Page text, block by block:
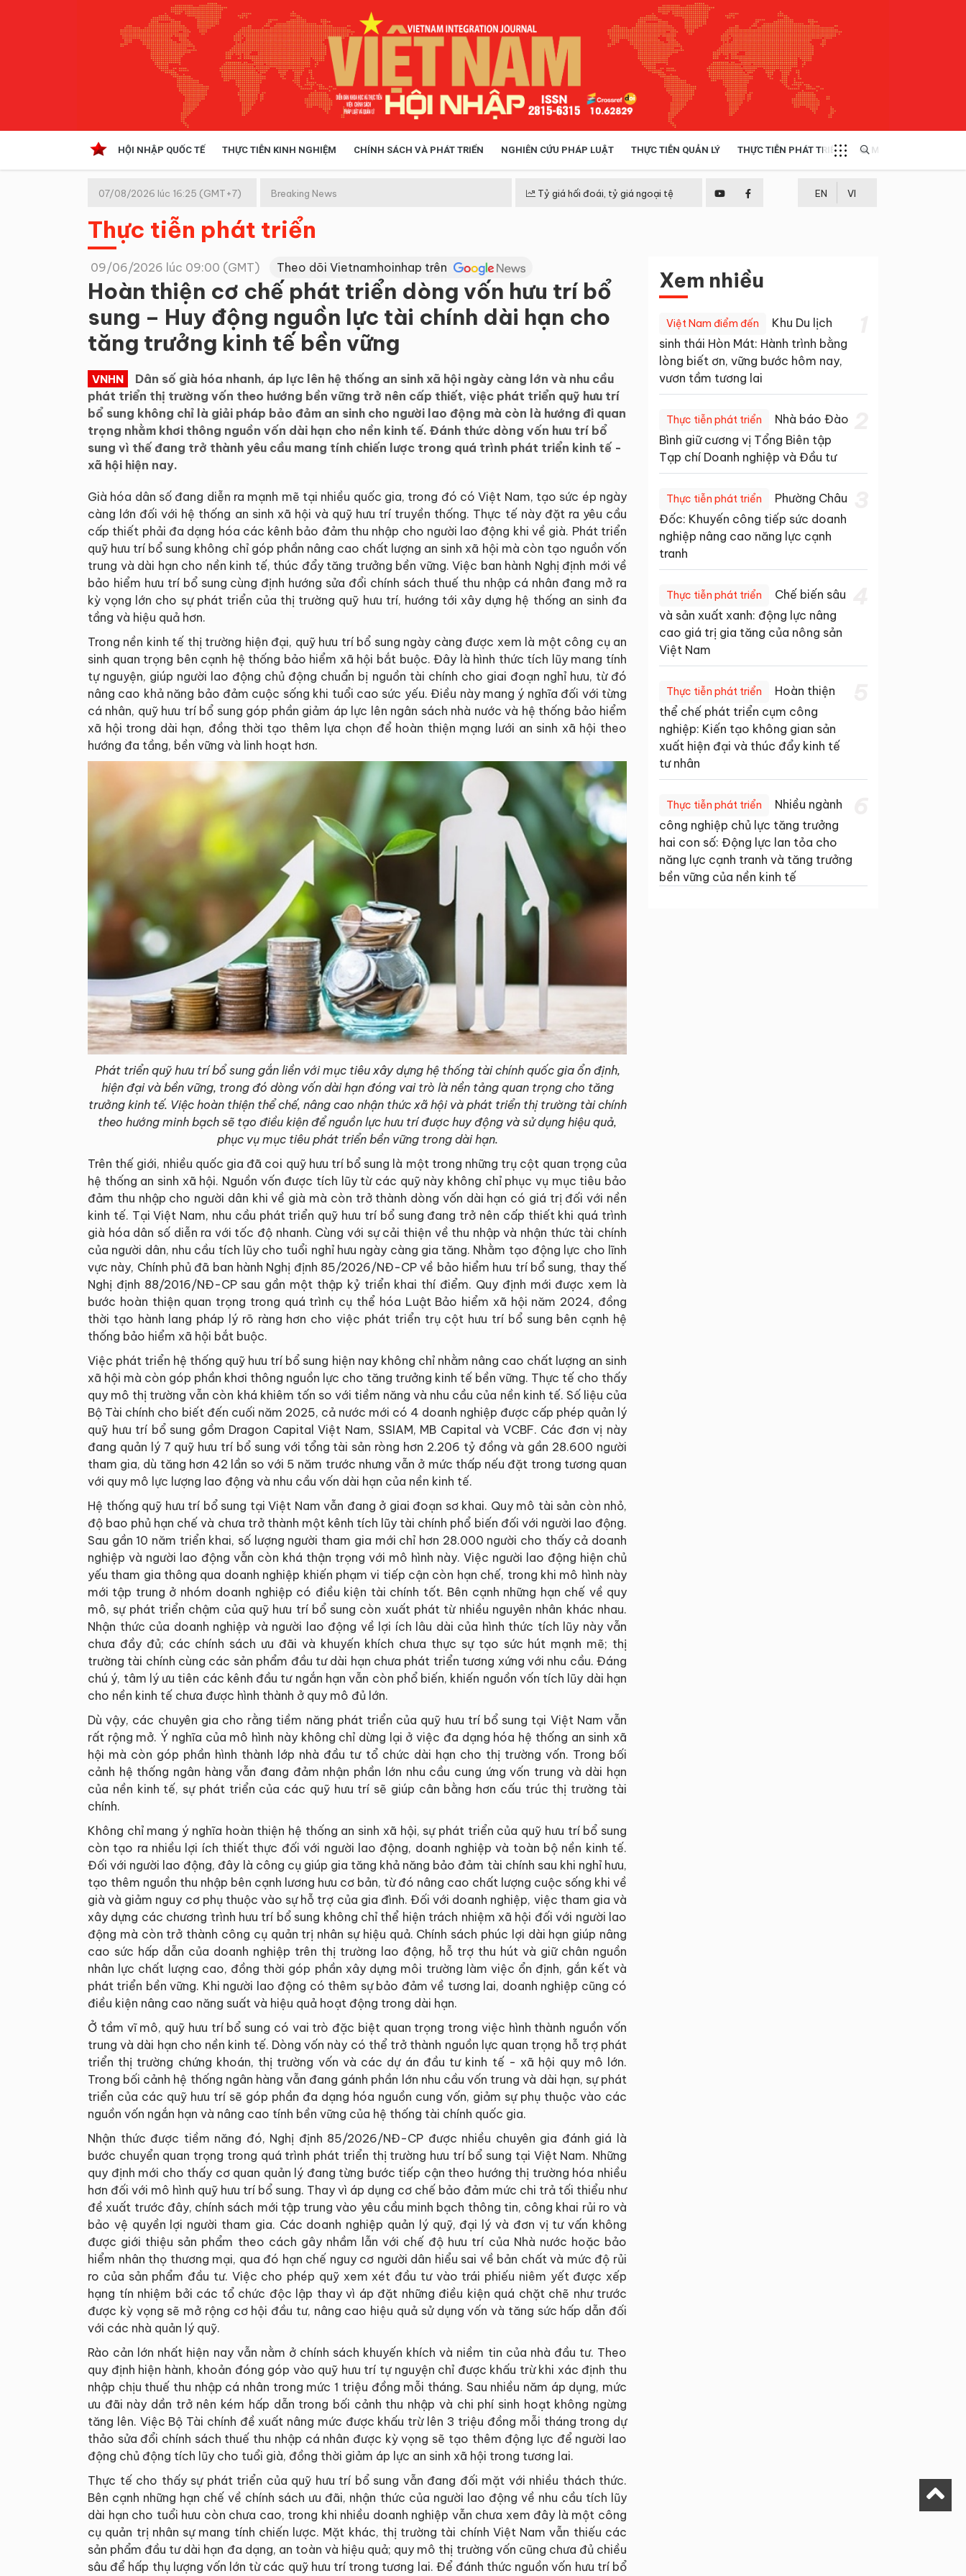
HỘI NHẬP QUỐC TẾ THỰC TIỄN KINH NGHIỆM CHÍNH SÁCH VÀ PHÁT TRIỂN NGHIÊN CỨU PHÁP LUẬT THỰC TIỄN QUẢN LÝ THỰC TIỄN PHÁT TRIỂN MULTIMEDIA
Kinh tế hội nhập
Doanh nghiệp
07/08/2026 lúc 16:25 (GMT+7) Breaking News Tỷ giá hối đoái, tỷ giá ngoại tệ EN VI
Thực tiễn phát triển
09/06/2026 lúc 09:00 (GMT) Theo dõi Vietnamhoinhap trên
Hoàn thiện cơ chế phát triển dòng vốn hưu trí bổ
sung – Huy động nguồn lực tài chính dài hạn cho
tăng trưởng kinh tế bền vững
VNHN
Dân số già hóa nhanh, áp lực lên hệ thống an sinh xã hội ngày càng lớn và nhu cầu
phát triển thị trường vốn theo hướng bền vững trở nên cấp thiết, việc phát triển quỹ hưu trí
bổ sung không chỉ là giải pháp bảo đảm an sinh cho người lao động mà còn là hướng đi quan
trọng nhằm khơi thông nguồn vốn dài hạn cho nền kinh tế. Đánh thức dòng vốn hưu trí bổ
sung vì thế đang trở thành yêu cầu mang tính chiến lược trong quá trình phát triển kinh tế -
xã hội hiện nay.
Già hóa dân số đang diễn ra mạnh mẽ tại nhiều quốc gia, trong đó có Việt Nam, tạo sức ép ngày
càng lớn đối với hệ thống an sinh xã hội và quỹ hưu trí truyền thống. Thực tế này đặt ra yêu cầu
cấp thiết phải đa dạng hóa các kênh bảo đảm thu nhập cho người lao động khi về già. Phát triển
quỹ hưu trí bổ sung không chỉ góp phần nâng cao chất lượng an sinh xã hội mà còn tạo nguồn vốn
trung và dài hạn cho nền kinh tế, thúc đẩy tăng trưởng bền vững. Việc ban hành Nghị định mới về
bảo hiểm hưu trí bổ sung cùng định hướng sửa đổi chính sách thuế thu nhập cá nhân đang mở ra
kỳ vọng lớn cho sự phát triển của thị trường quỹ hưu trí, hướng tới xây dựng hệ thống an sinh đa
tầng và hiệu quả hơn.
Trong nền kinh tế thị trường hiện đại, quỹ hưu trí bổ sung ngày càng được xem là một công cụ an
sinh quan trọng bên cạnh hệ thống bảo hiểm xã hội bắt buộc. Đây là hình thức tích lũy mang tính
tự nguyện, giúp người lao động chủ động chuẩn bị nguồn tài chính cho giai đoạn nghỉ hưu, từ đó
nâng cao khả năng bảo đảm cuộc sống khi tuổi cao sức yếu. Điều này mang ý nghĩa đối với từng
cá nhân, quỹ hưu trí bổ sung góp phần giảm áp lực lên ngân sách nhà nước và hệ thống bảo hiểm
xã hội trong dài hạn, đồng thời tạo thêm lựa chọn để hoàn thiện mạng lưới an sinh xã hội theo
hướng đa tầng, bền vững và linh hoạt hơn.
Phát triển quỹ hưu trí bổ sung gắn liền với mục tiêu xây dựng hệ thống tài chính quốc gia ổn định,
hiện đại và bền vững, trong đó dòng vốn dài hạn đóng vai trò là nền tảng quan trọng cho tăng
trưởng kinh tế. Việc hoàn thiện thể chế, nâng cao nhận thức xã hội và phát triển thị trường tài chính
theo hướng minh bạch sẽ tạo điều kiện để nguồn lực hưu trí được huy động và sử dụng hiệu quả,
phục vụ mục tiêu phát triển bền vững trong dài hạn.
Trên thế giới, nhiều quốc gia đã coi quỹ hưu trí bổ sung là một trong những trụ cột quan trọng của
hệ thống an sinh xã hội. Nguồn vốn được tích lũy từ các quỹ này không chỉ phục vụ mục tiêu bảo
đảm thu nhập cho người dân khi về già mà còn trở thành dòng vốn dài hạn có giá trị đối với nền
kinh tế. Tại Việt Nam, nhu cầu phát triển quỹ hưu trí bổ sung đang trở nên cấp thiết khi quá trình
già hóa dân số diễn ra với tốc độ nhanh. Cùng với sự cải thiện về thu nhập và nhận thức tài chính
của người dân, nhu cầu tích lũy cho tuổi nghỉ hưu ngày càng gia tăng. Nhằm tạo động lực cho lĩnh
vực này, Chính phủ đã ban hành Nghị định 85/2026/NĐ-CP về bảo hiểm hưu trí bổ sung, thay thế
Nghị định 88/2016/NĐ-CP sau gần một thập kỷ triển khai thí điểm. Quy định mới được xem là
bước hoàn thiện quan trọng trong quá trình cụ thể hóa Luật Bảo hiểm xã hội năm 2024, đồng
thời tạo hành lang pháp lý rõ ràng hơn cho việc phát triển trụ cột hưu trí bổ sung bên cạnh hệ
thống bảo hiểm xã hội bắt buộc.
Việc phát triển hệ thống quỹ hưu trí bổ sung hiện nay không chỉ nhằm nâng cao chất lượng an sinh
xã hội mà còn góp phần khơi thông nguồn lực cho tăng trưởng kinh tế bền vững. Thực tế cho thấy
quy mô thị trường vẫn còn khá khiêm tốn so với tiềm năng và nhu cầu của nền kinh tế. Số liệu của
Bộ Tài chính cho biết đến cuối năm 2025, cả nước mới có 4 doanh nghiệp được cấp phép quản lý
quỹ hưu trí bổ sung gồm Dragon Capital Việt Nam, SSIAM, MB Capital và VCBF. Các đơn vị này
đang quản lý 7 quỹ hưu trí bổ sung với tổng tài sản ròng hơn 2.206 tỷ đồng và gần 28.600 người
tham gia, dù tăng hơn 42 lần so với 5 năm trước nhưng vẫn ở mức thấp nếu đặt trong tương quan
với quy mô lực lượng lao động và nhu cầu vốn dài hạn của nền kinh tế.
Hệ thống quỹ hưu trí bổ sung tại Việt Nam vẫn đang ở giai đoạn sơ khai. Quy mô tài sản còn nhỏ,
độ bao phủ hạn chế và chưa trở thành một kênh tích lũy tài chính phổ biến đối với người lao động.
Sau gần 10 năm triển khai, số lượng người tham gia mới chỉ hơn 28.000 người cho thấy cả doanh
nghiệp và người lao động vẫn còn khá thận trọng với mô hình này. Việc người lao động hiện chủ
yếu tham gia thông qua doanh nghiệp khiến phạm vi tiếp cận còn hạn chế, trong khi mô hình này
mới tập trung ở nhóm doanh nghiệp có điều kiện tài chính tốt. Bên cạnh những hạn chế về quy
mô, sự phát triển chậm của quỹ hưu trí bổ sung còn xuất phát từ nhiều nguyên nhân khác nhau.
Nhận thức của doanh nghiệp và người lao động về lợi ích lâu dài của hình thức tích lũy này vẫn
chưa đầy đủ; các chính sách ưu đãi và khuyến khích chưa thực sự tạo sức hút mạnh mẽ; thị
trường tài chính cùng các sản phẩm đầu tư dài hạn chưa phát triển tương xứng với nhu cầu. Đáng
chú ý, tâm lý ưu tiên các kênh đầu tư ngắn hạn vẫn còn phổ biến, khiến nguồn vốn tích lũy dài hạn
cho nền kinh tế chưa được hình thành ở quy mô đủ lớn.
Dù vậy, các chuyên gia cho rằng tiềm năng phát triển của quỹ hưu trí bổ sung tại Việt Nam vẫn
rất rộng mở. Ý nghĩa của mô hình này không chỉ dừng lại ở việc đa dạng hóa hệ thống an sinh xã
hội mà còn góp phần hình thành lớp nhà đầu tư tổ chức dài hạn cho thị trường vốn. Trong bối
cảnh hệ thống ngân hàng vẫn đang đảm nhận phần lớn nhu cầu cung ứng vốn trung và dài hạn
của nền kinh tế, sự phát triển của các quỹ hưu trí sẽ giúp cân bằng hơn cấu trúc thị trường tài
chính.
Không chỉ mang ý nghĩa hoàn thiện hệ thống an sinh xã hội, sự phát triển của quỹ hưu trí bổ sung
còn tạo ra nhiều lợi ích thiết thực đối với người lao động, doanh nghiệp và toàn bộ nền kinh tế.
Đối với người lao động, đây là công cụ giúp gia tăng khả năng bảo đảm tài chính sau khi nghỉ hưu,
tạo thêm nguồn thu nhập bên cạnh lương hưu cơ bản, từ đó nâng cao chất lượng cuộc sống khi về
già và giảm nguy cơ phụ thuộc vào sự hỗ trợ của gia đình. Đối với doanh nghiệp, việc tham gia và
xây dựng các chương trình hưu trí bổ sung không chỉ thể hiện trách nhiệm xã hội đối với người lao
động mà còn trở thành công cụ quản trị nhân sự hiệu quả. Chính sách phúc lợi dài hạn giúp nâng
cao sức hấp dẫn của doanh nghiệp trên thị trường lao động, hỗ trợ thu hút và giữ chân nguồn
nhân lực chất lượng cao, đồng thời góp phần xây dựng môi trường làm việc ổn định, gắn kết và
phát triển bền vững. Khi người lao động có thêm sự bảo đảm về tương lai, doanh nghiệp cũng có
điều kiện nâng cao năng suất và hiệu quả hoạt động trong dài hạn.
Ở tầm vĩ mô, quỹ hưu trí bổ sung có vai trò đặc biệt quan trọng trong việc hình thành nguồn vốn
trung và dài hạn cho nền kinh tế. Dòng vốn này có thể trở thành nguồn lực quan trọng hỗ trợ phát
triển thị trường chứng khoán, thị trường vốn và các dự án đầu tư kinh tế - xã hội quy mô lớn.
Trong bối cảnh hệ thống ngân hàng vẫn đang gánh phần lớn nhu cầu vốn trung và dài hạn, sự phát
triển của các quỹ hưu trí sẽ góp phần đa dạng hóa nguồn cung vốn, giảm sự phụ thuộc vào các
nguồn vốn ngắn hạn và nâng cao tính bền vững của hệ thống tài chính quốc gia.
Nhận thức được tiềm năng đó, Nghị định 85/2026/NĐ-CP được nhiều chuyên gia đánh giá là
bước chuyển quan trọng trong quá trình phát triển thị trường hưu trí bổ sung tại Việt Nam. Những
quy định mới cho thấy cơ quan quản lý đang từng bước tiếp cận theo hướng thị trường hóa nhiều
hơn đối với mô hình quỹ hưu trí bổ sung. Thay vì áp dụng cơ chế bảo đảm mức chi trả tối thiểu như
đề xuất trước đây, chính sách mới tập trung vào yêu cầu minh bạch thông tin, công khai rủi ro và
bảo vệ quyền lợi người tham gia. Các doanh nghiệp quản lý quỹ, đại lý và đơn vị tư vấn không
được giới thiệu sản phẩm theo cách gây nhầm lẫn với chế độ hưu trí của Nhà nước hoặc bảo
hiểm nhân thọ thương mại, qua đó hạn chế nguy cơ người dân hiểu sai về bản chất và mức độ rủi
ro của sản phẩm đầu tư. Việc cho phép quỹ xem xét đầu tư vào trái phiếu niêm yết được xếp
hạng tín nhiệm bởi các tổ chức độc lập thay vì áp đặt những điều kiện quá chặt chẽ như trước
được kỳ vọng sẽ mở rộng cơ hội đầu tư, nâng cao hiệu quả sử dụng vốn và tăng sức hấp dẫn đối
với các nhà quản lý quỹ.
Rào cản lớn nhất hiện nay vẫn nằm ở chính sách khuyến khích và niềm tin của nhà đầu tư. Theo
quy định hiện hành, khoản đóng góp vào quỹ hưu trí tự nguyện chỉ được khấu trừ khi xác định thu
nhập chịu thuế thu nhập cá nhân trong mức 1 triệu đồng mỗi tháng. Sau nhiều năm áp dụng, mức
ưu đãi này dần trở nên kém hấp dẫn trong bối cảnh thu nhập và chi phí sinh hoạt không ngừng
tăng lên. Việc Bộ Tài chính đề xuất nâng mức được khấu trừ lên 3 triệu đồng mỗi tháng trong dự
thảo sửa đổi chính sách thuế thu nhập cá nhân được kỳ vọng sẽ tạo thêm động lực để người lao
động chủ động tích lũy cho tuổi già, đồng thời giảm áp lực an sinh xã hội trong tương lai.
Thực tế cho thấy sự phát triển của quỹ hưu trí bổ sung vẫn đang đối mặt với nhiều thách thức.
Bên cạnh những hạn chế về chính sách ưu đãi, nhận thức của người lao động về nhu cầu tích lũy
dài hạn cho tuổi hưu còn chưa cao, trong khi nhiều doanh nghiệp vẫn chưa xem đây là một công
cụ quản trị nhân sự mang tính chiến lược. Mặt khác, thị trường tài chính Việt Nam vẫn thiếu các
sản phẩm đầu tư dài hạn đa dạng, an toàn và hiệu quả; quy mô thị trường vốn cũng chưa đủ chiều
sâu để hấp thụ lượng vốn lớn từ các quỹ hưu trí trong tương lai. Để đánh thức nguồn vốn hưu trí bổ
Xem nhiều
Việt Nam điểm đến
Khu Du lịch
sinh thái Hòn Mát: Hành trình bằng
lòng biết ơn, vững bước hôm nay,
vươn tầm tương lai
Thực tiễn phát triển
Nhà báo Đào
Bình giữ cương vị Tổng Biên tập
Tạp chí Doanh nghiệp và Đầu tư
Thực tiễn phát triển
Phường Châu
Đốc: Khuyến công tiếp sức doanh
nghiệp nâng cao năng lực cạnh
tranh
Thực tiễn phát triển
Chế biến sâu
và sản xuất xanh: động lực nâng
cao giá trị gia tăng của nông sản
Việt Nam
Thực tiễn phát triển
Hoàn thiện
thể chế phát triển cụm công
nghiệp: Kiến tạo không gian sản
xuất hiện đại và thúc đẩy kinh tế
tư nhân
Thực tiễn phát triển
Nhiều ngành
công nghiệp chủ lực tăng trưởng
hai con số: Động lực lan tỏa cho
năng lực cạnh tranh và tăng trưởng
bền vững của nền kinh tế